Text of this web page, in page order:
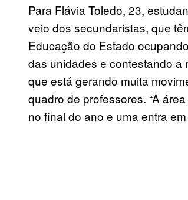
Para Flávia Toledo, 23,
veio dos secundaristas, que
Educação do Estado
das unidades e contestando a
que está gerando muita
quadro de professores. “A
no final do ano e uma entra